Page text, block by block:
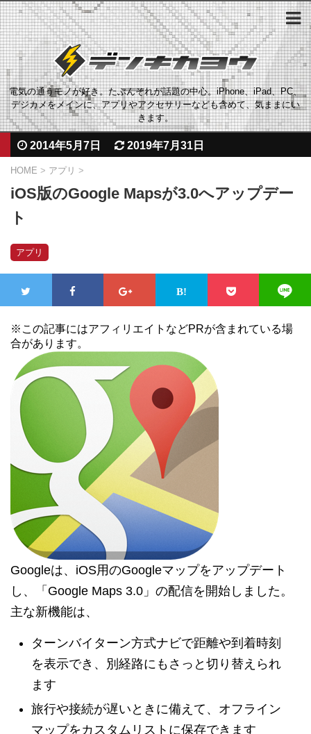
電気の通うモノが好き。たぶんそれが話題の中心。iPhone、iPad、PC、
デジカメをメインに、アプリやアクセサリーなども含めて、気ままにい
きます。
2014年5月7日 2019年7月31日
HOME > アプリ >
iOS版のGoogle Mapsが3.0へアップデー
ト
アプリ
※この記事にはアフィリエイトなどPRが含まれている場
合があります。
Googleは、iOS用のGoogleマップをアップデート
し、「Google Maps 3.0」の配信を開始しました。
主な新機能は、
ターンバイターン方式ナビで距離や到着時刻
を表示でき、別経路にもさっと切り替えられ
ます
旅行や接続が遅いときに備えて、オフライン
マップをカスタムリストに保存できます